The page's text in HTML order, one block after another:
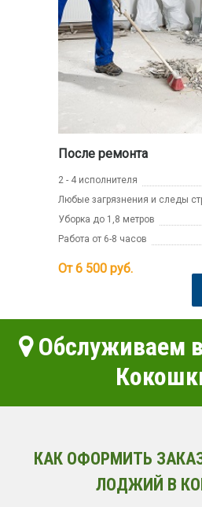
После ремонта
2 - 4 исполнителя
Любые загрязнения и следы
Уборка до 1,8 метров
Работа от 6-8 часов
От 6 500 руб.
Обслуживаем
КАК ОФОРМИТЬ
ЛОДЖИЙ В